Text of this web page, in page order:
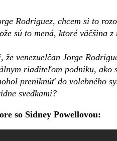
Rodriguez, chcem si to
sú to mená, ktoré väčšina z
že venezuelčan Jorge
riaditeľom podniku, ako
preniknúť do volebného
svedkami?
so Sidney Powellovou: